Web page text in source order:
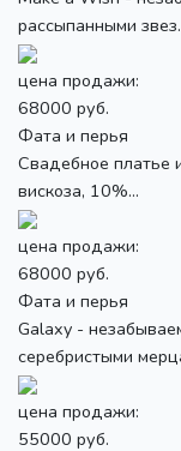
рассыпанными
цена продажи:
68000 руб.
Фата и перья
Свадебное платье
вискоза, 10%...
цена продажи:
68000 руб.
Фата и перья
Galaxy -
серебристыми
цена продажи:
55000 руб.